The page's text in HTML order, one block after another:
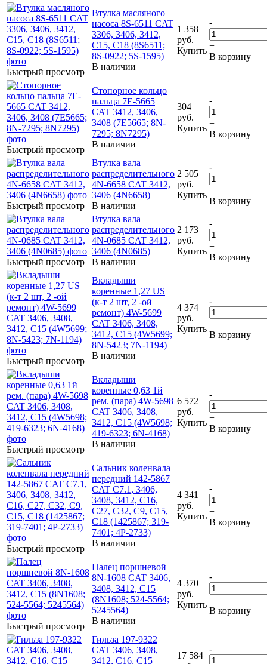
Быстрый просмотр
Втулка масляного
насоса 8S-6511 CAT
3306, 3406, 3412,
C15, C18 (8S6511;
8S-0922; 5S-1595)
В наличии
1 358
руб.
Купить
-
+
В корзину
Быстрый просмотр
Стопорное кольцо
пальца 7E-5665
CAT 3412, 3406,
3408 (7E5665; 8N-
7295; 8N7295)
В наличии
304
руб.
Купить
-
+
В корзину
Быстрый просмотр
Втулка вала
распределительного
4N-6658 CAT 3412,
3406 (4N6658)
В наличии
2 505
руб.
Купить
-
+
В корзину
Быстрый просмотр
Втулка вала
распределительного
4N-0685 CAT 3412,
3406 (4N0685)
В наличии
2 173
руб.
Купить
-
+
В корзину
Быстрый просмотр
Вкладыши
коренные 1,27 US
(к-т 2 шт, 2 -ой
ремонт) 4W-5699
CAT 3406, 3408,
3412, C15 (4W5699;
8N-5423; 7N-1194)
В наличии
4 374
руб.
Купить
-
+
В корзину
Быстрый просмотр
Вкладыши
коренные 0,63 1й
рем. (пара) 4W-5698
CAT 3406, 3408,
3412, C15 (4W5698;
419-6323; 6N-4168)
В наличии
6 572
руб.
Купить
-
+
В корзину
Быстрый просмотр
Сальник коленвала
передний 142-5867
CAT C7.1, 3406,
3408, 3412, C16,
C27, C32, C9, C15,
C18 (1425867; 319-
7401; 4P-2733)
В наличии
4 341
руб.
Купить
-
+
В корзину
Быстрый просмотр
Палец поршневой
8N-1608 CAT 3406,
3408, 3412, C15
(8N1608; 524-5564;
5245564)
В наличии
4 370
руб.
Купить
-
+
В корзину
Гильза 197-9322
CAT 3406, 3408,
3412, C16, C15
17 584
-